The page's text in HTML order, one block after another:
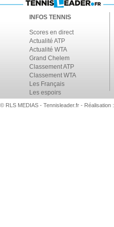
INFOS TENNIS
Scores en direct
Actualité ATP
Actualité WTA
Grand Chelem
Classement ATP
Classement WTA
Les Français
Les espoirs
© RLS MEDIAS - Tennisleader.fr - Réalisation :